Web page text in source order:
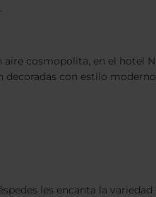
cosmopolita, en el hotel
decoradas con estilo
les encanta la